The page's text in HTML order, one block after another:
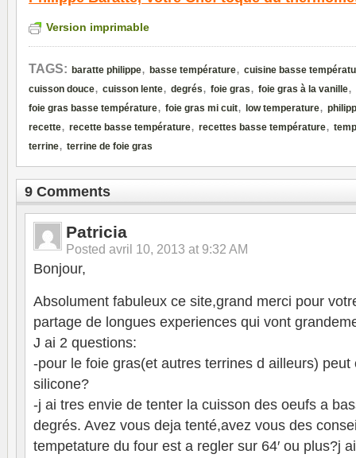
Version imprimable
TAGS: baratte philippe, basse température, cuisine basse
cuisson douce, cuisson lente, degrés, foie gras, foie gras à la vanille,
foie gras basse température, foie gras mi cuit, low temperature,
recette, recette basse température, recettes basse température,
terrine, terrine de foie gras
9 Comments
Patricia
Posted avril 10, 2013 at 9:32 AM
Bonjour,
Absolument fabuleux ce site,grand merci pour
partage de longues experiences qui vont
J ai 2 questions:
-pour le foie gras(et autres terrines d ailleurs)
silicone?
-j ai tres envie de tenter la cuisson des oeufs a
degrés. Avez vous deja tenté,avez vous des
tempetature du four est a regler sur 64′ ou plus?j